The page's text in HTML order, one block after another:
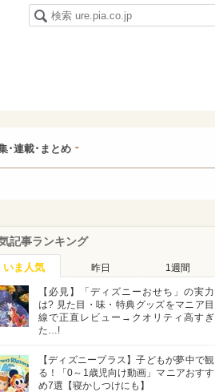
･連載･まとめ
記事ランキング
いま人気 昨日 1週間
【必見】「ディズニーおせち」の実力
は? 見た目・味・特典グッズをマニア目
線で正直レビュー→クオリティ高すぎ
た…!
【ディズニープラス】子どもが夢中で観
る！「0～1歳児向け動画」マニアおすす
め7選【寝かしつけにも】